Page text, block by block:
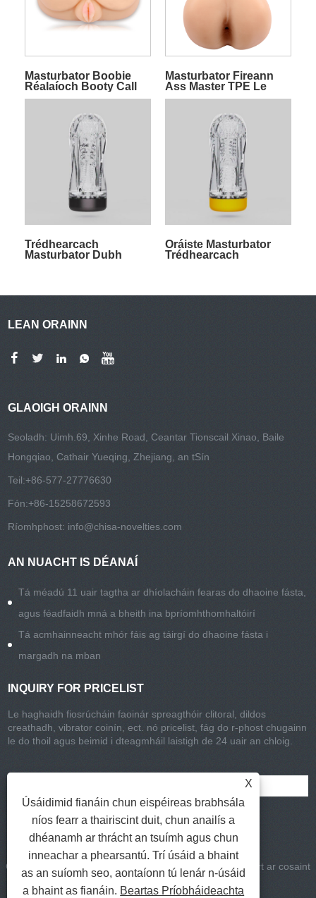
Masturbator Boobie
Réalaíoch Booty Call
Booty
Masturbator Fireann
Ass Master TPE Le
Liathróidí
Trédhearcach
Masturbator Dubh
Oráiste Masturbator
Trédhearcach
LEAN ORAINN
GLAOIGH ORAINN
Seoladh: Uimh.69, Xinhe Road, Ceantar Tionscail Xinao, Baile
Hongqiao, Cathair Yueqing, Zhejiang, an tSín
Teil:+86-577-27776630
Fón:+86-15258672593
Ríomhphost: info@chisa-novelties.com
AN NUACHT IS DÉANAÍ
Tá méadú 11 uair tagtha ar dhíolacháin fearas do dhaoine fásta,
agus féadfaidh mná a bheith ina bpríomhthomhaltóirí
Tá acmhainneacht mhór fáis ag táirgí do dhaoine fásta i
margadh na mban
INQUIRY FOR PRICELIST
Le haghaidh fiosrúcháin faoinár spreagthóir clitoral, dildos
creathadh, vibrator coinín, ect. nó pricelist, fág do r-phost chugainn
le do thoil agus beimid i dteagmháil laistigh de 24 uair an chloig.
Cóipcheart © 2021-2022 CHISA Group Limited gach ceart ar cosaint
Naisc| Sitemap|RSS|XML|
X
Úsáidimid fianáin chun eispéireas brabhsála
níos fearr a thairiscint duit, chun anailís a
dhéanamh ar thrácht an tsuímh agus chun
inneachar a phearsantú. Trí úsáid a bhaint
as an suíomh seo, aontaíonn tú lenár n-úsáid
a bhaint as fianáin. Beartas Príobháideachta